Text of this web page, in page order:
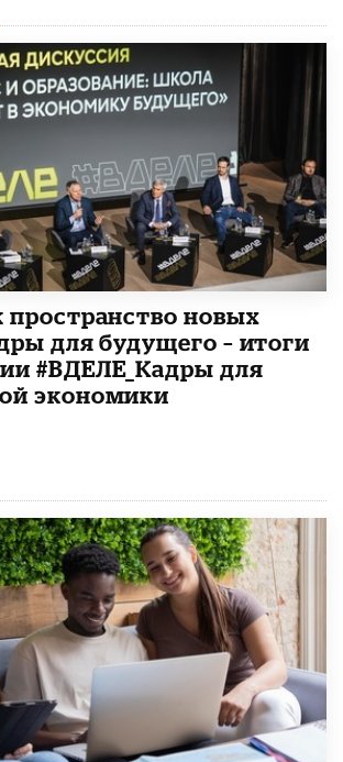
пространство новых
для будущего – итоги
#ВДЕЛЕ_Кадры для
экономики